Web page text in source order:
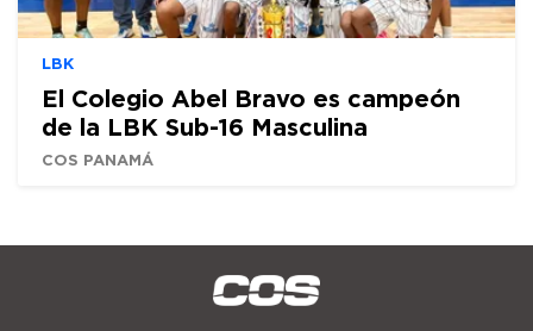
LBK
El Colegio Abel Bravo es campeón
de la LBK Sub-16 Masculina
COS PANAMÁ